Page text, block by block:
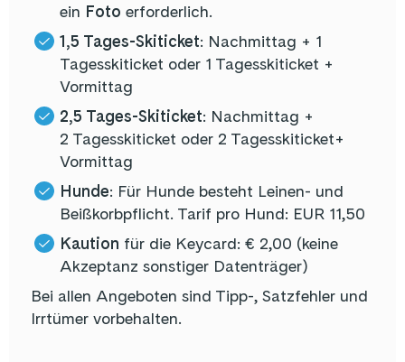
ein Foto erforderlich.
1,5 Tages-Skiticket: Nachmittag + 1
Tagesskiticket oder 1 Tagesskiticket +
Vormittag
2,5 Tages-Skiticket: Nachmittag +
2 Tagesskiticket oder 2 Tagesskiticket+
Vormittag
Hunde: Für Hunde besteht Leinen- und
Beißkorbpflicht. Tarif pro Hund: EUR 11,50
Kaution für die Keycard: € 2,00 (keine
Akzeptanz sonstiger Datenträger)
Bei allen Angeboten sind Tipp-, Satzfehler und
Irrtümer vorbehalten.